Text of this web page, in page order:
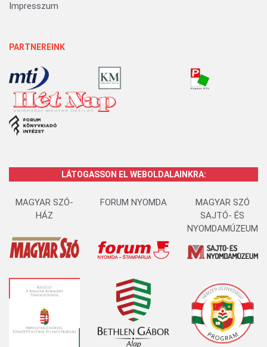
Impresszum
PARTNEREINK
LÁTOGASSON EL WEBOLDALAINKRA:
MAGYAR SZÓ-
HÁZ
FORUM NYOMDA
MAGYAR SZÓ
SAJTÓ- ÉS
NYOMDAMÚZEUM